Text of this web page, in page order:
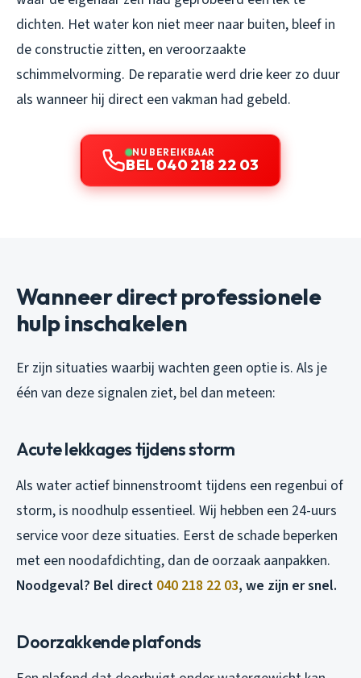
dichten. Het water kon niet meer naar buiten, bleef in
de constructie zitten, en veroorzaakte
schimmelvorming. De reparatie werd drie keer zo duur
als wanneer hij direct een vakman had gebeld.
NU BEREIKBAAR
BEL 040 218 22 03
Wanneer direct professionele
hulp inschakelen
Er zijn situaties waarbij wachten geen optie is. Als je
één van deze signalen ziet, bel dan meteen:
Acute lekkages tijdens storm
Als water actief binnenstroomt tijdens een regenbui of
storm, is noodhulp essentieel. Wij hebben een 24-uurs
service voor deze situaties. Eerst de schade beperken
met een noodafdichting, dan de oorzaak aanpakken.
Noodgeval? Bel direct 040 218 22 03, we zijn er snel.
Doorzakkende plafonds